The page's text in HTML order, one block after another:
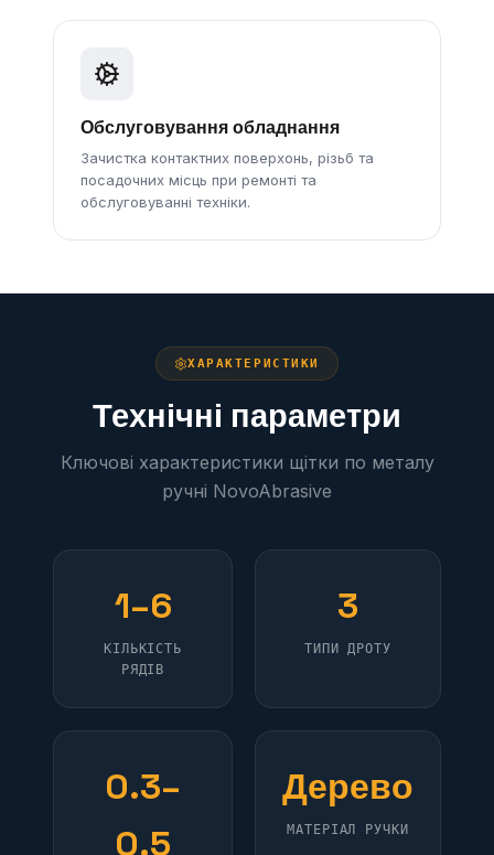
Обслуговування обладнання
Зачистка контактних поверхонь, різьб та
посадочних місць при ремонті та
обслуговуванні техніки.
ХАРАКТЕРИСТИКИ
Технічні параметри
Ключові характеристики щітки по металу
ручні NovoAbrasive
1–6
КІЛЬКІСТЬ
РЯДІВ
3
ТИПИ ДРОТУ
0.3–
0.5
Дерево
МАТЕРІАЛ РУЧКИ